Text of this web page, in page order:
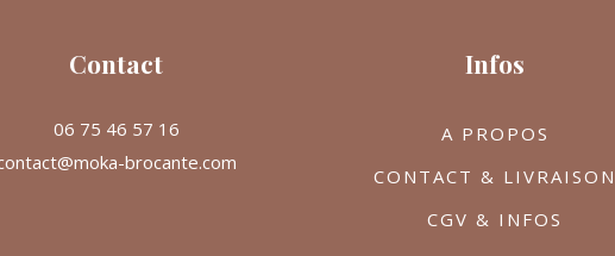
Contact
06 75 46 57 16
brocante.com
Infos
A PROPOS
CONTACT & LIVRAISON
CGV & INFOS